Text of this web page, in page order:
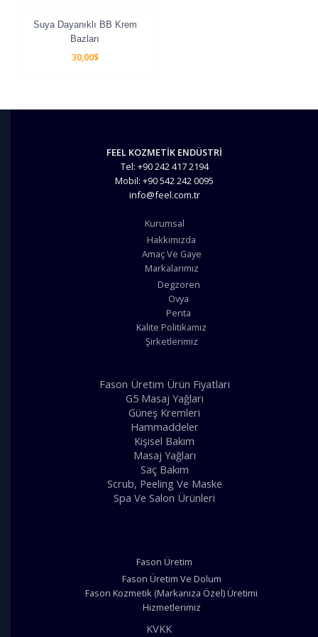
Suya Dayanıklı BB Krem
Bazları
30,00$
FEEL KOZMETİK ENDÜSTRİ
Tel: +90 242 417 2194
Mobil: +90 542 242 0095
info@feel.com.tr
Kurumsal
Hakkımızda
Amaç Ve Gaye
Markalarımız
Degzoren
Ovya
Penta
Kalite Politikamız
Şirketlerimiz
Fason Üretim Ürün Fiyatları
G5 Masaj Yağları
Güneş Kremleri
Hammaddeler
Kişisel Bakım
Masaj Yağları
Saç Bakım
Scrub, Peeling Ve Maske
Spa Ve Salon Ürünleri
Fason Üretim
Fason Üretim Ve Dolum
Fason Kozmetik (Markanıza Özel) Üretimi
Hizmetlerimiz
KVKK